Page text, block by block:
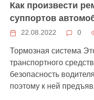
Как произвести
суппортов
22.08.2022 0
Тормозная система
транспортного
безопасность
поэтому к ней